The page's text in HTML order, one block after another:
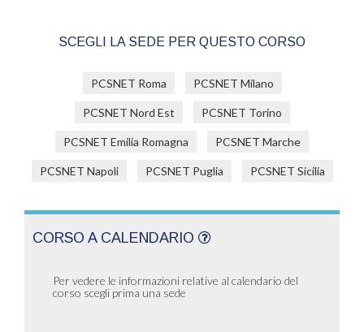
SCEGLI LA SEDE PER QUESTO CORSO
PCSNET Roma PCSNET Milano
PCSNET Nord Est PCSNET Torino
PCSNET Emilia Romagna PCSNET Marche
PCSNET Napoli PCSNET Puglia PCSNET Sicilia
CORSO A CALENDARIO
Per vedere le informazioni relative al calendario del
corso scegli prima una sede